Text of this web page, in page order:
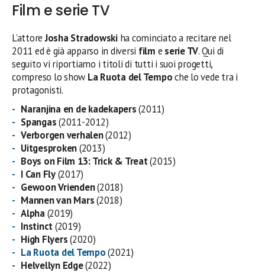
Film e serie TV
L’attoreJosha Stradowski ha cominciato a recitare nel
2011 ed è già apparso in diversi film e serie TV. Qui di
seguito vi riportiamo i titoli di tutti i suoi progetti,
compreso lo show La Ruota del Tempoche lo vede tra i
protagonisti.
Naranjina en de kadekapers(2011)
Spangas(2011-2012)
Verborgen verhalen(2012)
Uitgesproken(2013)
Boys on Film 13: Trick & Treat(2015)
I Can Fly(2017)
Gewoon Vrienden(2018)
Mannen van Mars(2018)
Alpha(2019)
Instinct(2019)
High Flyers(2020)
La Ruota del Tempo(2021)
Helvellyn Edge(2022)